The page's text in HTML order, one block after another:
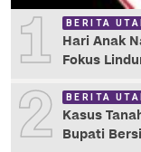
1 BERITA
Hari Anak
Fokus
2 BERITA
Kasus
Bupati